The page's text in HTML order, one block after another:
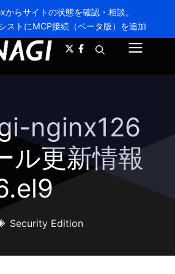
らサイトの状態を確認・相談。
ストにMCP接続（ベータ版）を追加
ニ
nginx126
ル更新情報
Security Edition
A- A+